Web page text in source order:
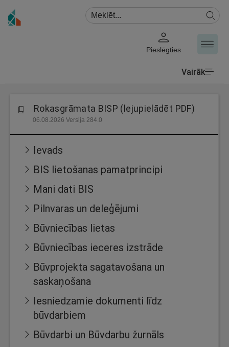
Pieslēgties
Vairāk
Rokasgrāmata BISP (lejupielādēt PDF)
06.08.2026 Versija 284.0
Ievads
BIS lietošanas pamatprincipi
Mani dati BIS
Pilnvaras un deleģējumi
Būvniecības lietas
Būvniecības ieceres izstrāde
Būvprojekta sagatavošana un
saskaņošana
Iesniedzamie dokumenti līdz
būvdarbiem
Būvdarbi un Būvdarbu žurnāls